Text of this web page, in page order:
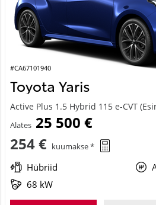
#CA67101940
Toyota Yaris
Active Plus 1.5 Hybrid 115 e-CVT
Alates 25 500 €
254 € kuumakse *
Hübriid
68 kW